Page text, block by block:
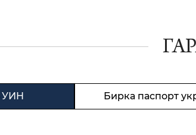
УИН Бирка паспорт